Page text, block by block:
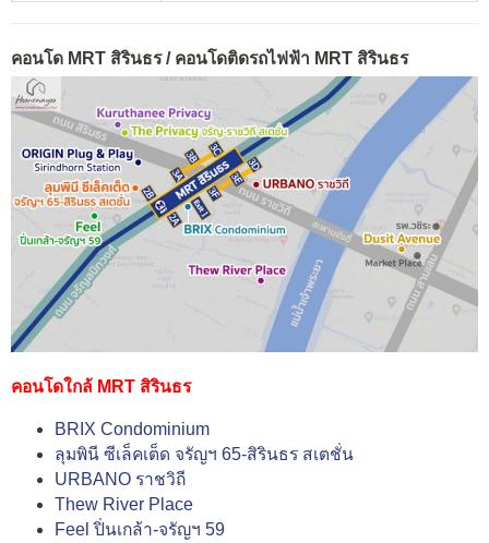
คอนโด MRT สิรินธร / คอนโดติดรถไฟฟ้า MRT สิรินธร
คอนโดใกล้ MRT สิรินธร
BRIX Condominium
ลุมพินี ซีเล็คเต็ด จรัญฯ 65-สิรินธร สเตชั่น
URBANO ราชวิถี
Thew River Place
Feel ปิ่นเกล้า-จรัญฯ 59